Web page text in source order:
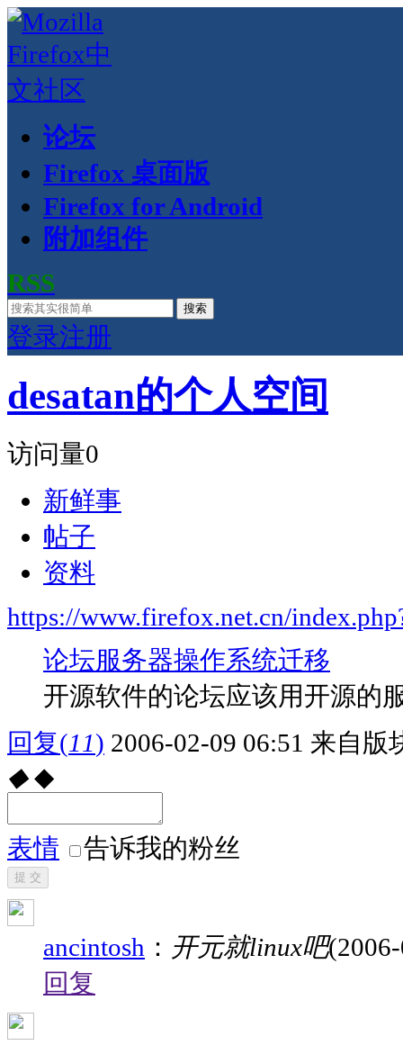
论坛
Firefox 桌面版
Firefox for Android
附加组件
RSS
搜索
登录注册
desatan的个人空间
访问量0
新鲜事
帖子
资料
https://www.firefox.net.cn/
论坛服务器操作系统迁移
开源软件的论坛应该用开源的
回复(11) 2006-02-09 06:51 来自版
◆ ◆
表情 告诉我的粉丝
提 交
ancintosh ： 开元就linux吧
回复